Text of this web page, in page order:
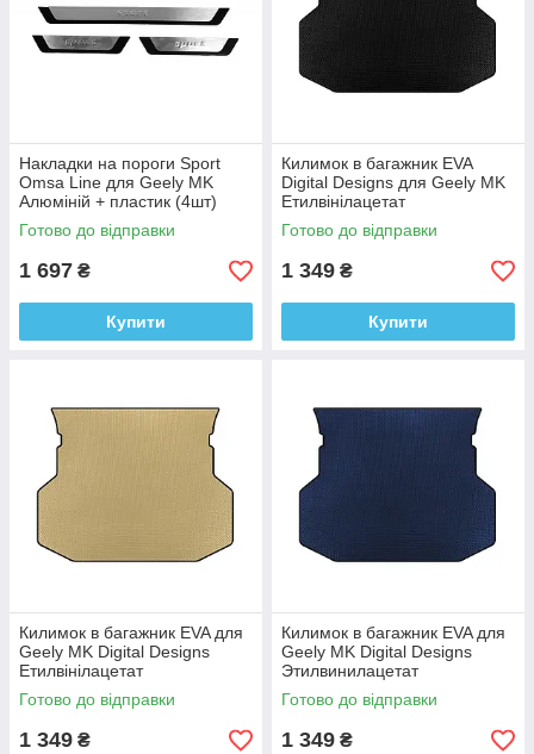
Накладки на пороги Sport
Omsa Line для Geely MK
Алюміній + пластик (4шт)
Готово до відправки
1 697 ₴
Купити
Килимок в багажник EVA
Digital Designs для Geely MK
Етилвінілацетат
Готово до відправки
1 349 ₴
Купити
Килимок в багажник EVA для
Geely MK Digital Designs
Етилвінілацетат
Готово до відправки
1 349 ₴
Килимок в багажник EVA для
Geely MK Digital Designs
Этилвинилацетат
Готово до відправки
1 349 ₴